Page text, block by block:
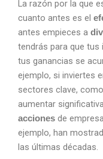
La razón por la que
cuanto antes es el
antes empieces a
tendrás para que tus
tus ganancias se
ejemplo, si inviertes
sectores clave,
aumentar
acciones de
ejemplo, han
las últimas décadas.